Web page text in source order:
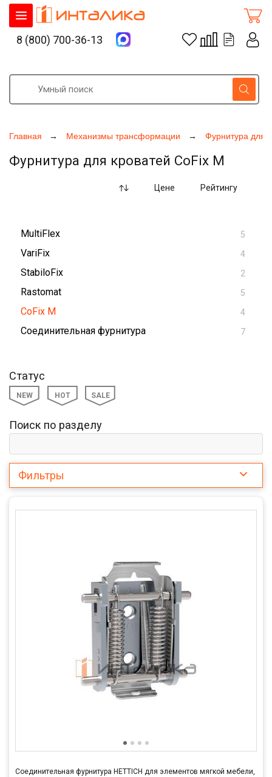
Главная Механизмы трансформации Фурнитура для
Фурнитура для кроватей CoFix M
Цене Рейтингу
MultiFlex 5
VariFix 4
StabiloFix 2
Rastomat 5
CoFix M 4
Соединительная фурнитура 7
Статус
NEW HOT SALE
Поиск по разделу
Фильтры
Соединительная фурнитура HETTICH для элементов мягкой мебели,
8 (800) 700-36-13